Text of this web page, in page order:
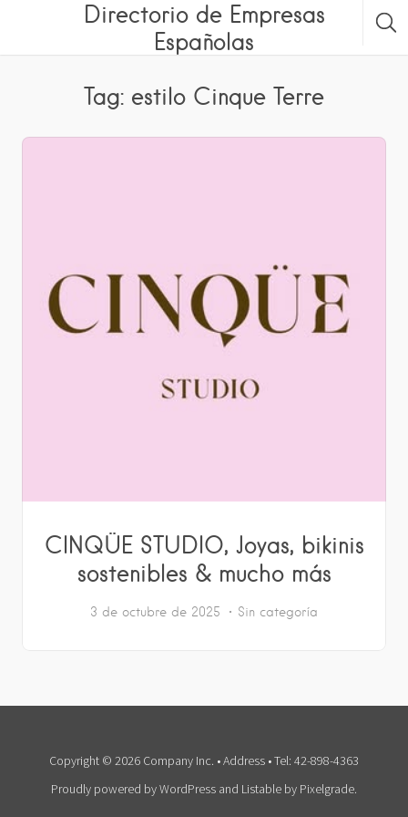
Directorio de Empresas
Españolas
Tag: estilo Cinque Terre
CINQÜE STUDIO, Joyas, bikinis
sostenibles & mucho más
3 de octubre de 2025 Sin categoría
Copyright © 2026 Company Inc. • Address • Tel: 42-898-4363
Proudly powered by WordPress and Listable by Pixelgrade.